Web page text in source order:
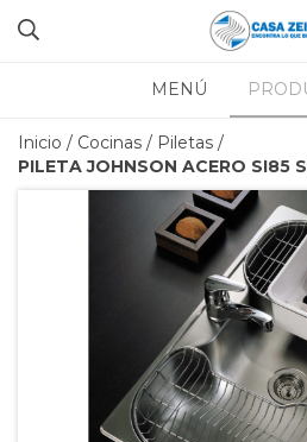
MENÚ
Inicio / Cocinas / Piletas /
PILETA JOHNSON ACERO SI85